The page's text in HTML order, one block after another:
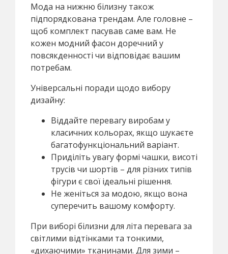
Мода на нижню білизну також
підпорядкована трендам. Але головне –
щоб комплект пасував саме вам. Не
кожен модний фасон доречний у
повсякденності чи відповідає вашим
потребам.
Універсальні поради щодо вибору
дизайну:
Віддайте перевагу виробам у
класичних кольорах, якщо шукаєте
багатофункціональний варіант.
Приділіть увагу формі чашки, висоті
трусів чи шортів – для різних типів
фігури є свої ідеальні рішення.
Не женіться за модою, якщо вона
суперечить вашому комфорту.
При виборі білизни для літа перевага за
світлими відтінками та тонкими,
«дихаючими» тканинами. Для зими –